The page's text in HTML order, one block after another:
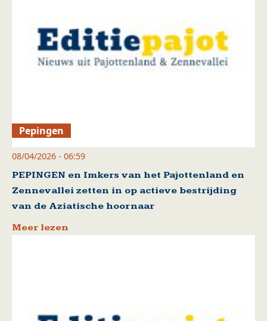
Pepingen
08/04/2026 - 06:59
PEPINGEN en Imkers van het Pajottenland en
Zennevallei zetten in op actieve bestrijding
van de Aziatische hoornaar
Meer lezen